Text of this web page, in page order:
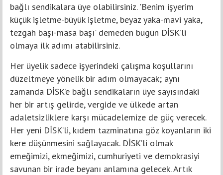
bağlı sendikalara üye olabilirsiniz. 'Benim işyerim
küçük işletme-büyük işletme, beyaz yaka-mavi yaka,
tezgah başı-masa başı' demeden bugün DİSK’li
olmaya ilk adımı atabilirsiniz.
Her üyelik sadece işyerindeki çalışma koşullarını
düzeltmeye yönelik bir adım olmayacak; aynı
zamanda DİSK’e bağlı sendikaların üye sayısındaki
her bir artış gelirde, vergide ve ülkede artan
adaletsizliklere karşı mücadelemize de güç verecek.
Her yeni DİSK’li, kıdem tazminatına göz koyanların iki
kere düşünmesini sağlayacak. DİSK’li olmak
emeğimizi, ekmeğimizi, cumhuriyeti ve demokrasiyi
savunan bir irade beyanı anlamına gelecek. Artık